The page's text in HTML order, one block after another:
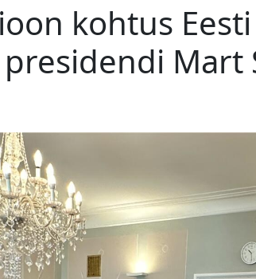
kohtus
Mart